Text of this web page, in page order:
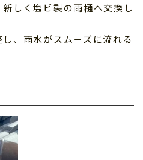
しく塩ビ製の雨樋へ交換し
、雨水がスムーズに流れる